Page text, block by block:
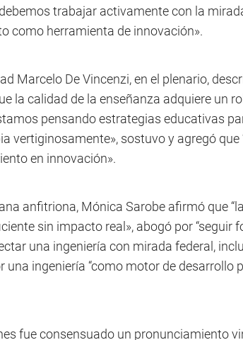
trabajar activamente con la
como herramienta de innovación».
Marcelo De Vincenzi, en el plenario,
la calidad de la enseñanza adquiere un
pensando estrategias educativas
vertiginosamente», sostuvo y agregó que
en innovación».
anfitriona, Mónica Sarobe afirmó que
sin impacto real», abogó por “seguir
una ingeniería con mirada federal,
una ingeniería “como motor de desarrollo
fue consensuado un pronunciamiento